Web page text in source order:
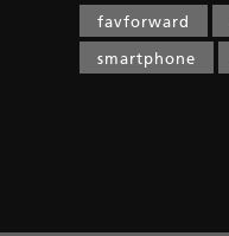
favforward
smartphone